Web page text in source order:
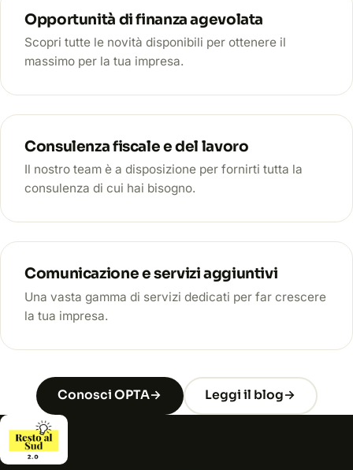
Opportunità di finanza agevolata
Scopri tutte le novità disponibili per ottenere il
massimo per la tua impresa.
Consulenza fiscale e del lavoro
Il nostro team è a disposizione per fornirti tutta la
consulenza di cui hai bisogno.
Comunicazione e servizi aggiuntivi
Una vasta gamma di servizi dedicati per far crescere
la tua impresa.
Conosci OPTA→ Leggi il blog→